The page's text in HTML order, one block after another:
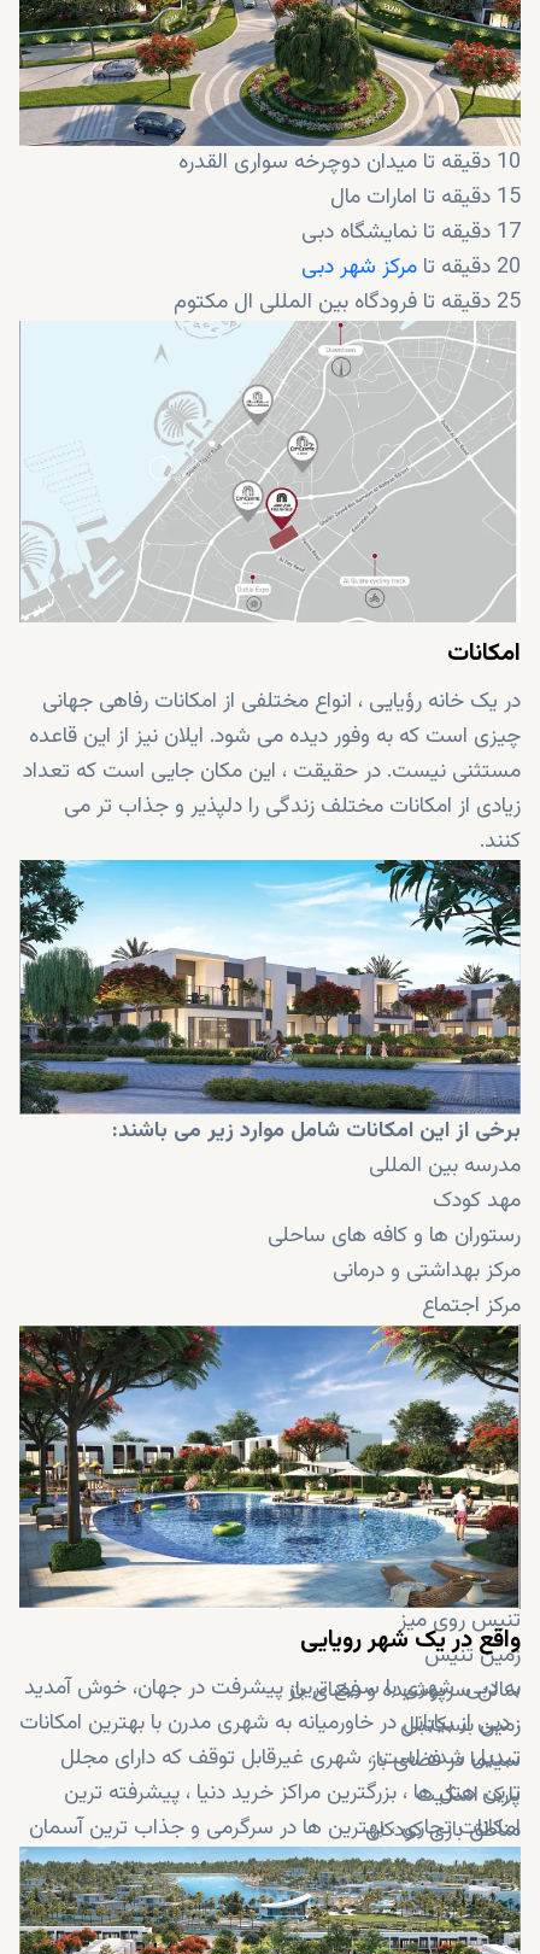
10 دقیقه تا میدان دوچرخه سواری القدره
15 دقیقه تا امارات مال
17 دقیقه تا نمایشگاه دبی
20 دقیقه تا
مرکز شهر دبی
25 دقیقه تا فرودگاه بین المللی ال مکتوم
29 دقیقه تا فرودگاه بین المللی دبی
امکانات
در یک خانه رؤیایی ، انواع مختلفی از امکانات رفاهی جهانی
چیزی است که به وفور دیده می شود. ایلان نیز از این قاعده
مستثنی نیست. در حقیقت ، این مکان جایی است که تعداد
زیادی از امکانات مختلف زندگی را دلپذیر و جذاب تر می
کنند.
برخی از این امکانات شامل موارد زیر می باشند:
مدرسه بین المللی
مهد کودک
رستوران ها و کافه های ساحلی
مرکز بهداشتی و درمانی
مرکز اجتماع
مساجد
باربیکیو
ساحل های شنی
کابین های ساحلی
والیبال ساحلی
ورزشهای آبی
پارک مرکزی
مسیرهای پیاده روی و دوچرخه سواری 18 کیلومتر
تنیس روی میز
زمین تنیس
سالن سرپوشیده و فضای باز
زمین بسکتبال
سینما در فضای باز
پارک اسکیت
مناطق بازی کودکان
پارک اسپلش
استخرهای شنا
پارک های ترامپولین
واقع در یک شهر رویایی
به دبی، شهری با سریع ترین پیشرفت در جهان، خوش آمدید
. دبی از بیابانی در خاورمیانه به شهری مدرن با بهترین امکانات
تبدیل شده است ، شهری غیرقابل توقف که دارای مجلل
ترین هتل ها ، بزرگترین مراکز خرید دنیا ، پیشرفته ترین
امکانات تجاری ، بهترین ها در سرگرمی و جذاب ترین آسمان
خراش ها می باشد. این آهنربای توریستی اکنون مکان
مناسبی برای شما می باشد. دبی جایی است که می توانید
آن را خانه ی خود بدانید.